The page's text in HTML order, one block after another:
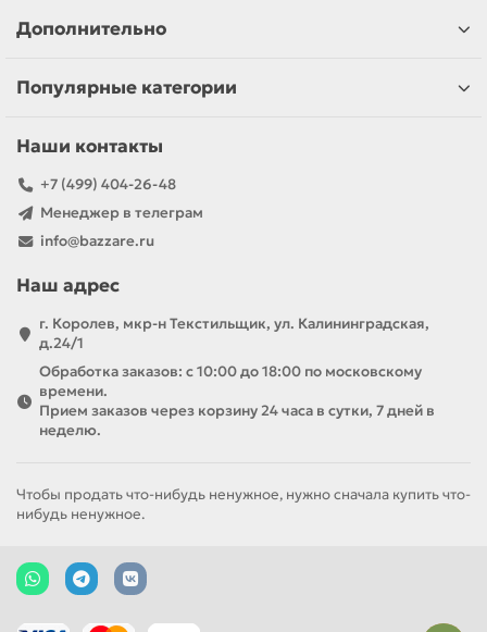
Дополнительно
Популярные категории
Наши контакты
+7 (499) 404-26-48
Менеджер в телеграм
info@bazzare.ru
Наш адрес
г. Королев, мкр-н Текстильщик, ул. Калининградская,
д.24/1
Обработка заказов: с 10:00 до 18:00 по московскому
времени.
Прием заказов через корзину 24 часа в сутки, 7 дней в
неделю.
Чтобы продать что-нибудь ненужное, нужно сначала купить что-
нибудь ненужное.